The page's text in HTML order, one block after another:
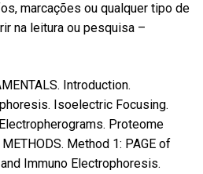
marcações ou qualquer tipo de
na leitura ou pesquisa –
Introduction.
Isoelectric Focusing.
Proteome
Method 1: PAGE of
Immuno Electrophoresis.